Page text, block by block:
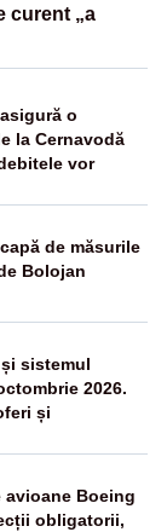
curent „a
o
la Cernavodă
vor
de măsurile
Bolojan
sistemul
2026.
și
avioane Boeing
obligatorii,